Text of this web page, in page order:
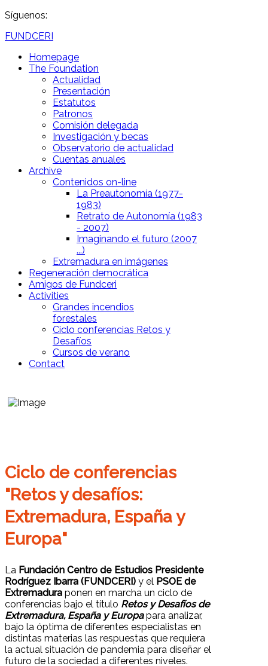
Síguenos:
FUNDCERI
Homepage
The Foundation
Actualidad
Presentación
Estatutos
Patronos
Comisión delegada
Investigación y becas
Observatorio de actualidad
Cuentas anuales
Archive
Contenidos on-line
La Preautonomía (1977-
1983)
Retrato de Autonomía (1983
- 2007)
Imaginando el futuro (2007
...)
Extremadura en imágenes
Regeneración democrática
Amigos de Fundceri
Activities
Grandes incendios
forestales
Ciclo conferencias Retos y
Desafíos
Cursos de verano
Contact
Ciclo de conferencias
"Retos y desafíos:
Extremadura, España y
Europa"
La Fundación Centro de Estudios Presidente
Rodríguez Ibarra (FUNDCERI) y el PSOE de
Extremadura ponen en marcha un ciclo de
conferencias bajo el título Retos y Desafíos de
Extremadura, España y Europa para analizar,
bajo la óptima de diferentes especialistas en
distintas materias las respuestas que requiera
la actual situación de pandemia para diseñar el
futuro de la sociedad a diferentes niveles.